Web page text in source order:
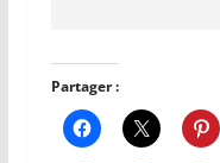
Partager :